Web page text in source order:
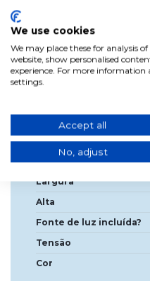
aconselhamento grátis na
de Teto Pendente 4 Luzes
Âmbar/Fumado E27
transforma os teus
e versátil.
Dados
Largura
Alta
Fonte de luz incluída?
Tensão
Cor
We use cookies
We may place these for analysis
website, show personalised
experience. For more information
settings.
Accept all
No, adjust